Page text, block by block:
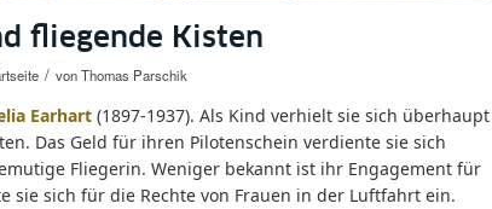
fliegende Kisten
/ vonThomas Parschik
Earhart (1897-1937). Als Kind verhielt sie sich überhaupt
Das Geld für ihren Pilotenschein verdiente sie sich
Fliegerin. Weniger bekannt ist ihr Engagement für
sie sich für die Rechte von Frauen in der Luftfahrt ein.